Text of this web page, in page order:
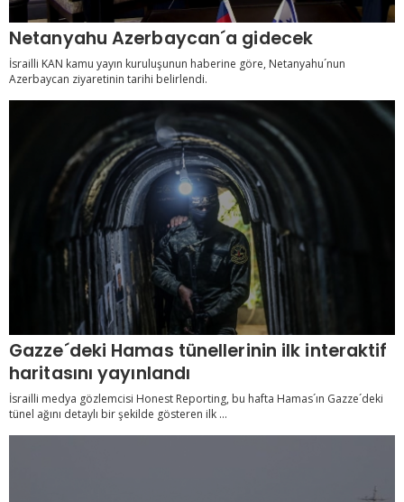
Netanyahu Azerbaycan´a gidecek
İsrailli KAN kamu yayın kuruluşunun haberine göre, Netanyahu´nun
Azerbaycan ziyaretinin tarihi belirlendi.
Gazze´deki Hamas tünellerinin ilk interaktif
haritasını yayınlandı
İsrailli medya gözlemcisi Honest Reporting, bu hafta Hamas´ın Gazze´deki
tünel ağını detaylı bir şekilde gösteren ilk ...